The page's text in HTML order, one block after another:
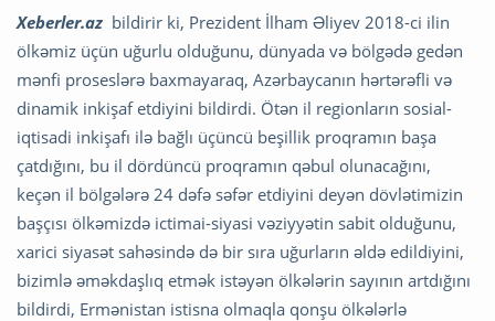
Xeberler.az bildirir ki, Prezident İlham Əliyev 2018-ci ilin
ölkəmiz üçün uğurlu olduğunu, dünyada və bölgədə gedən
mənfi proseslərə baxmayaraq, Azərbaycanın hərtərəfli və
dinamik inkişaf etdiyini bildirdi. Ötən il regionların sosial-
iqtisadi inkişafı ilə bağlı üçüncü beşillik proqramın başa
çatdığını, bu il dördüncü proqramın qəbul olunacağını,
keçən il bölgələrə 24 dəfə səfər etdiyini deyən dövlətimizin
başçısı ölkəmizdə ictimai-siyasi vəziyyətin sabit olduğunu,
xarici siyasət sahəsində də bir sıra uğurların əldə edildiyini,
bizimlə əməkdaşlıq etmək istəyən ölkələrin sayının artdığını
bildirdi, Ermənistan istisna olmaqla qonşu ölkələrlə